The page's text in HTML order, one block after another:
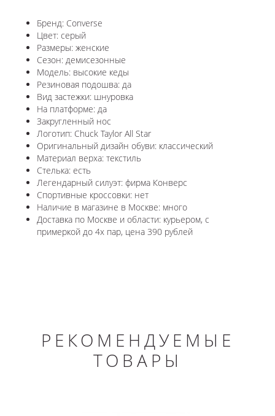
Бренд: Converse
Цвет: серый
Размеры: женские
Сезон: демисезонные
Модель: высокие кеды
Резиновая подошва: да
Вид застежки: шнуровка
На платформе: да
Закругленный нос
Логотип: Chuck Taylor All Star
Оригинальный дизайн обуви: классический
Материал верха: текстиль
Стелька: есть
Легендарный силуэт: фирма Конверс
Спортивные кроссовки: нет
Наличие в магазине в Москве: много
Доставка по Москве и области: курьером, с
примеркой до 4х пар, цена 390 рублей
РЕКОМЕНДУЕМЫЕ
ТОВАРЫ